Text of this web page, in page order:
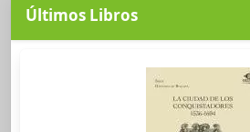
Últimos Libros